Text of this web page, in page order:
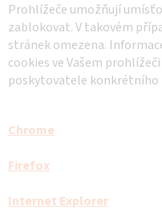
Prohlížeče umožňují
zablokovat. V takovém
stránek omezena.
cookies ve Vašem
poskytovatele konkrétního
Chrome
Firefox
Internet Explorer